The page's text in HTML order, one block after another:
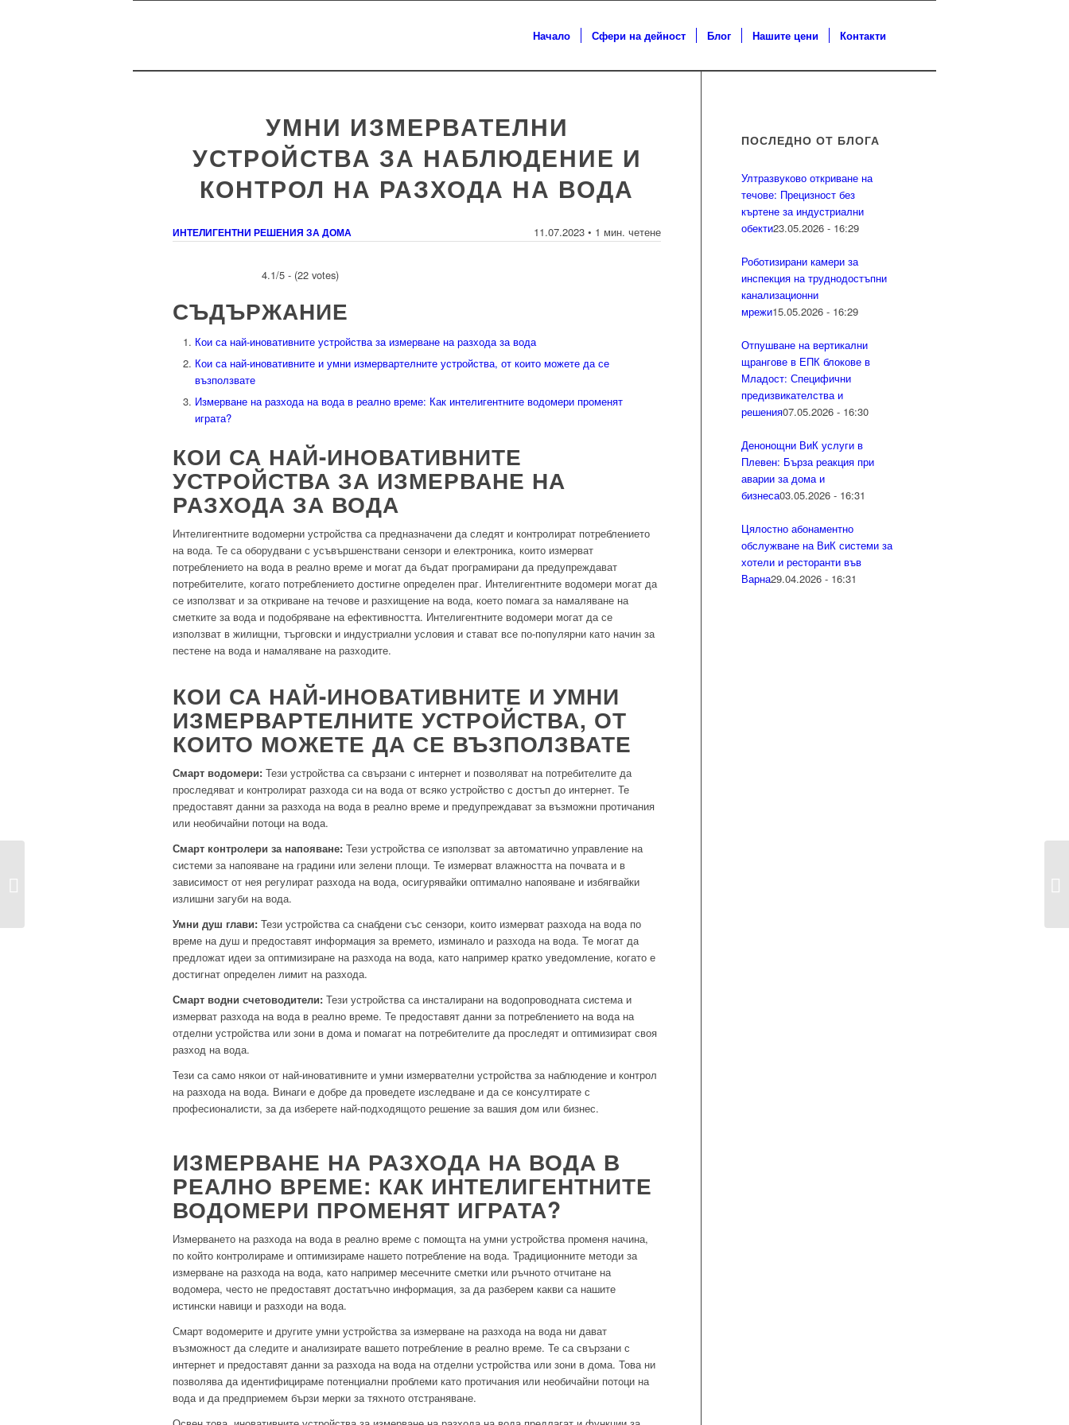
Начало Сфери на дейност Блог Нашите цени Контакти
УМНИ ИЗМЕРВАТЕЛНИ
УСТРОЙСТВА ЗА НАБЛЮДЕНИЕ И
КОНТРОЛ НА РАЗХОДА НА ВОДА
ИНТЕЛИГЕНТНИ РЕШЕНИЯ ЗА ДОМА 11.07.2023 • 1 мин. четене
4.1/5 - (22 votes)
СЪДЪРЖАНИЕ
Кои са най-иновативните устройства за измерване на разхода за вода
Кои са най-иновативните и умни измервартелните устройства, от които можете да се
възползвате
Измерване на разхода на вода в реално време: Как интелигентните водомери променят
играта?
КОИ СА НАЙ-ИНОВАТИВНИТЕ
УСТРОЙСТВА ЗА ИЗМЕРВАНЕ НА
РАЗХОДА ЗА ВОДА
Интелигентните водомерни устройства са предназначени да следят и контролират потреблението
на вода. Те са оборудвани с усъвършенствани сензори и електроника, които измерват
потреблението на вода в реално време и могат да бъдат програмирани да предупреждават
потребителите, когато потреблението достигне определен праг. Интелигентните водомери могат да
се използват и за откриване на течове и разхищение на вода, което помага за намаляване на
сметките за вода и подобряване на ефективността. Интелигентните водомери могат да се
използват в жилищни, търговски и индустриални условия и стават все по-популярни като начин за
пестене на вода и намаляване на разходите.
КОИ СА НАЙ-ИНОВАТИВНИТЕ И УМНИ
ИЗМЕРВАРТЕЛНИТЕ УСТРОЙСТВА, ОТ
КОИТО МОЖЕТЕ ДА СЕ ВЪЗПОЛЗВАТЕ
Смарт водомери: Тези устройства са свързани с интернет и позволяват на потребителите да
проследяват и контролират разхода си на вода от всяко устройство с достъп до интернет. Те
предоставят данни за разхода на вода в реално време и предупреждават за възможни протичания
или необичайни потоци на вода.
Смарт контролери за напояване: Тези устройства се използват за автоматично управление на
системи за напояване на градини или зелени площи. Те измерват влажността на почвата и в
зависимост от нея регулират разхода на вода, осигурявайки оптимално напояване и избягвайки
излишни загуби на вода.
Умни душ глави: Тези устройства са снабдени със сензори, които измерват разхода на вода по
време на душ и предоставят информация за времето, изминало и разхода на вода. Те могат да
предложат идеи за оптимизиране на разхода на вода, като например кратко уведомление, когато е
достигнат определен лимит на разхода.
Смарт водни счетоводители: Тези устройства са инсталирани на водопроводната система и
измерват разхода на вода в реално време. Те предоставят данни за потреблението на вода на
отделни устройства или зони в дома и помагат на потребителите да проследят и оптимизират своя
разход на вода.
Тези са само някои от най-иновативните и умни измервателни устройства за наблюдение и контрол
на разхода на вода. Винаги е добре да проведете изследване и да се консултирате с
професионалисти, за да изберете най-подходящото решение за вашия дом или бизнес.
ИЗМЕРВАНЕ НА РАЗХОДА НА ВОДА В
РЕАЛНО ВРЕМЕ: КАК ИНТЕЛИГЕНТНИТЕ
ВОДОМЕРИ ПРОМЕНЯТ ИГРАТА?
Измерването на разхода на вода в реално време с помощта на умни устройства променя начина,
по който контролираме и оптимизираме нашето потребление на вода. Традиционните методи за
измерване на разхода на вода, като например месечните сметки или ръчното отчитане на
водомера, често не предоставят достатъчно информация, за да разберем какви са нашите
истински навици и разходи на вода.
Смарт водомерите и другите умни устройства за измерване на разхода на вода ни дават
възможност да следите и анализирате вашето потребление в реално време. Те са свързани с
интернет и предоставят данни за разхода на вода на отделни устройства или зони в дома. Това ни
позволява да идентифицираме потенциални проблеми като протичания или необичайни потоци на
вода и да предприемем бързи мерки за тяхното отстраняване.
ПОСЛЕДНО ОТ БЛОГА
Ултразвуково откриване на
течове: Прецизност без
къртене за индустриални
обекти23.05.2026 - 16:29
Роботизирани камери за
инспекция на труднодостъпни
канализационни
мрежи15.05.2026 - 16:29
Отпушване на вертикални
щрангове в ЕПК блокове в
Младост: Специфични
предизвикателства и
решения07.05.2026 - 16:30
Денонощни ВиК услуги в
Плевен: Бърза реакция при
аварии за дома и
бизнеса03.05.2026 - 16:31
Цялостно абонаментно
обслужване на ВиК системи за
хотели и ресторанти във
Варна29.04.2026 - 16:31